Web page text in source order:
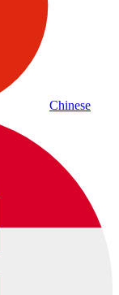
Chinese